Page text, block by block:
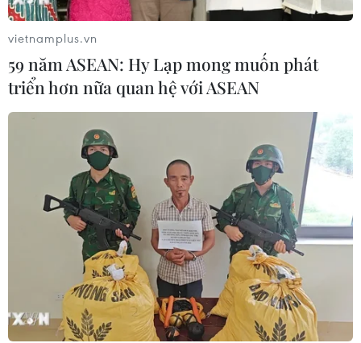
TIN CÙNG CHUYÊN MỤC
Tai nạn lao động tại Lâm Đồng khiến
hai công nhân thương vong
vietnamplus.vn
59 năm ASEAN: Hy Lạp mong muốn phát
triển hơn nữa quan hệ với ASEAN